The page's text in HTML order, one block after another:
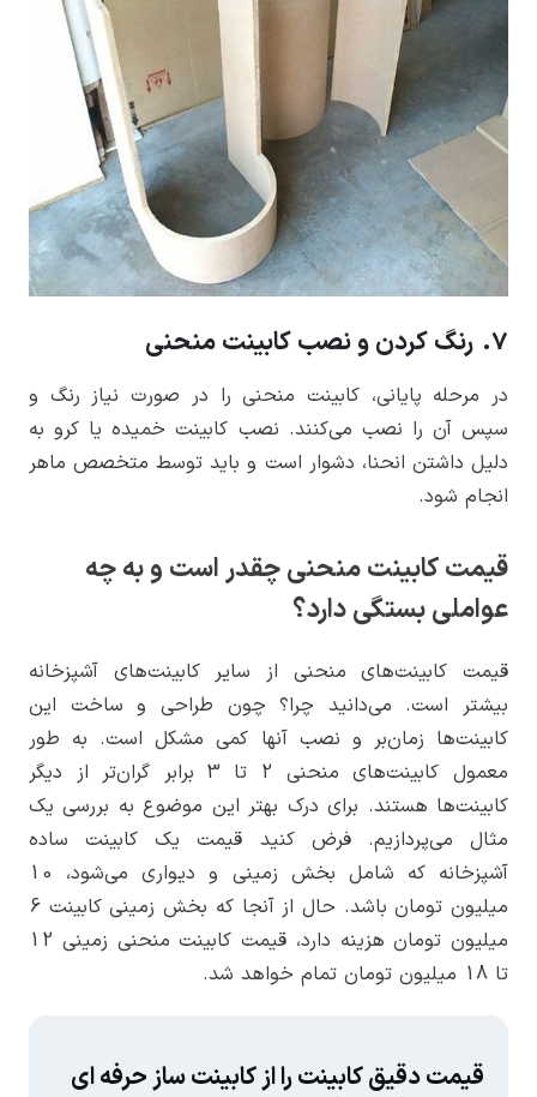
7. رنگ کردن و نصب کابینت منحنی
در مرحله پایانی، کابینت منحنی را در صورت نیاز رنگ و
سپس آن را نصب می‌کنند. نصب کابینت خمیده یا کرو به
دلیل داشتن انحنا، دشوار است و باید توسط متخصص ماهر
انجام شود.
قیمت کابینت منحنی چقدر است و به چه
عواملی بستگی دارد؟
قیمت کابینت‌های منحنی از سایر کابینت‌های آشپزخانه
بیشتر است. می‌دانید چرا؟ چون طراحی و ساخت این
کابینت‌ها زمان‌بر و نصب آنها کمی مشکل است. به طور
معمول کابینت‌های منحنی 2 تا 3 برابر گران‌تر از دیگر
کابینت‌ها هستند. برای درک بهتر این موضوع به بررسی یک
مثال می‌پردازیم. فرض کنید قیمت یک کابینت ساده
آشپزخانه که شامل بخش زمینی و دیواری می‌شود، 10
میلیون تومان باشد. حال از آنجا که بخش زمینی‌‌‌‌ کابینت 6
میلیون تومان هزینه دارد، قیمت کابینت منحنی زمینی 12
تا 18 میلیون تومان تمام خواهد شد.
قیمت دقیق کابینت را از کابینت ساز حرفه ای